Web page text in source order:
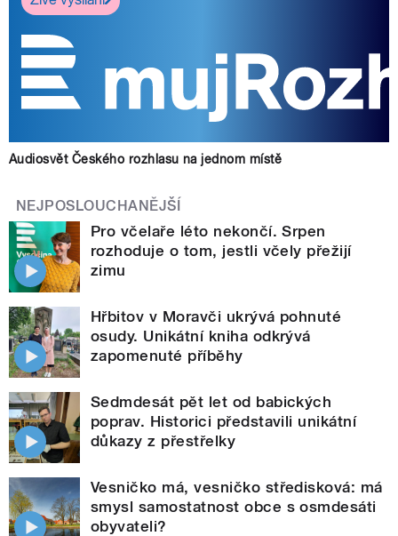
Audiosvět Českého rozhlasu na jednom místě
NEJPOSLOUCHANĚJŠÍ
Pro včelaře léto nekončí. Srpen
rozhoduje o tom, jestli včely přežijí
zimu
Hřbitov v Moravči ukrývá pohnuté
osudy. Unikátní kniha odkrývá
zapomenuté příběhy
Sedmdesát pět let od babických
poprav. Historici představili unikátní
důkazy z přestřelky
Vesničko má, vesničko středisková: má
smysl samostatnost obce s osmdesáti
obyvateli?